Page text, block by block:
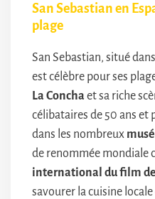
San Sebastian en
plage
San Sebastian, situé
est célèbre pour ses
La Concha et sa riche
célibataires de 50 ans et
dans les nombreux
de renommée mondiale
international du film
savourer la cuisine locale